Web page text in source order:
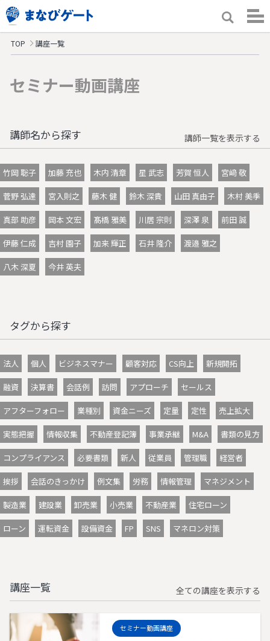
TOP 講座一覧
セミナー動画講座
講師名から探す 講師一覧を表示する
竹岡 聡子 加藤 充也 木内 清章 星 武志 芳賀 恒人 宮﨑 敬
菅野 弘達 宮入則之 藤木 健 鈴木 深貴 山田 真由子 木村 美季
真部 助彦 岡本 文宏 髙橋 雅美 川居 宗則 深澤 泉 前田 誠
伊藤 仁成 吉村 園子 加来 輝正 石井 隆介 渡邉 雅之
八木 深夏 今井 英夫
タグから探す
法人 個人 ビジネスマナー 顧客対応 CS向上 新規開拓
融資 決算書 会話例 訪問 アプローチ セールス
アフターフォロー 業種別 資金ニーズ 定量 定性 売上拡大
実態把握 情報収集 不動産登記簿 事業承継 M&A 書類の見方
コンプライアンス 必要書類 新人 従業員 管理職 経営者
挨拶 会話のきっかけ 例文集 労務 情報管理 マネジメント
製造業 建設業 卸売業 小売業 不動産業 住宅ローン
ローン 運転資金 設備資金 FP SNS マネロン対策
講座一覧 全ての講座を表示する
セミナー動画講座